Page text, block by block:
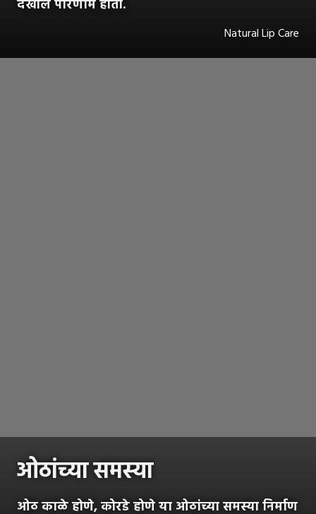
देखील परिणाम होतो.
Natural Lip Care
ओठांच्या समस्या
ओठ काळे होणे, कोरडे होणे या ओठांच्या समस्या निर्माण